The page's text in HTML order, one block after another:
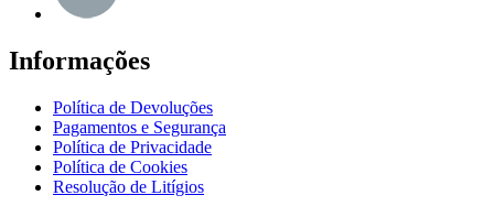
Informações
Política de Devoluções
Pagamentos e Segurança
Política de Privacidade
Política de Cookies
Resolução de Litígios